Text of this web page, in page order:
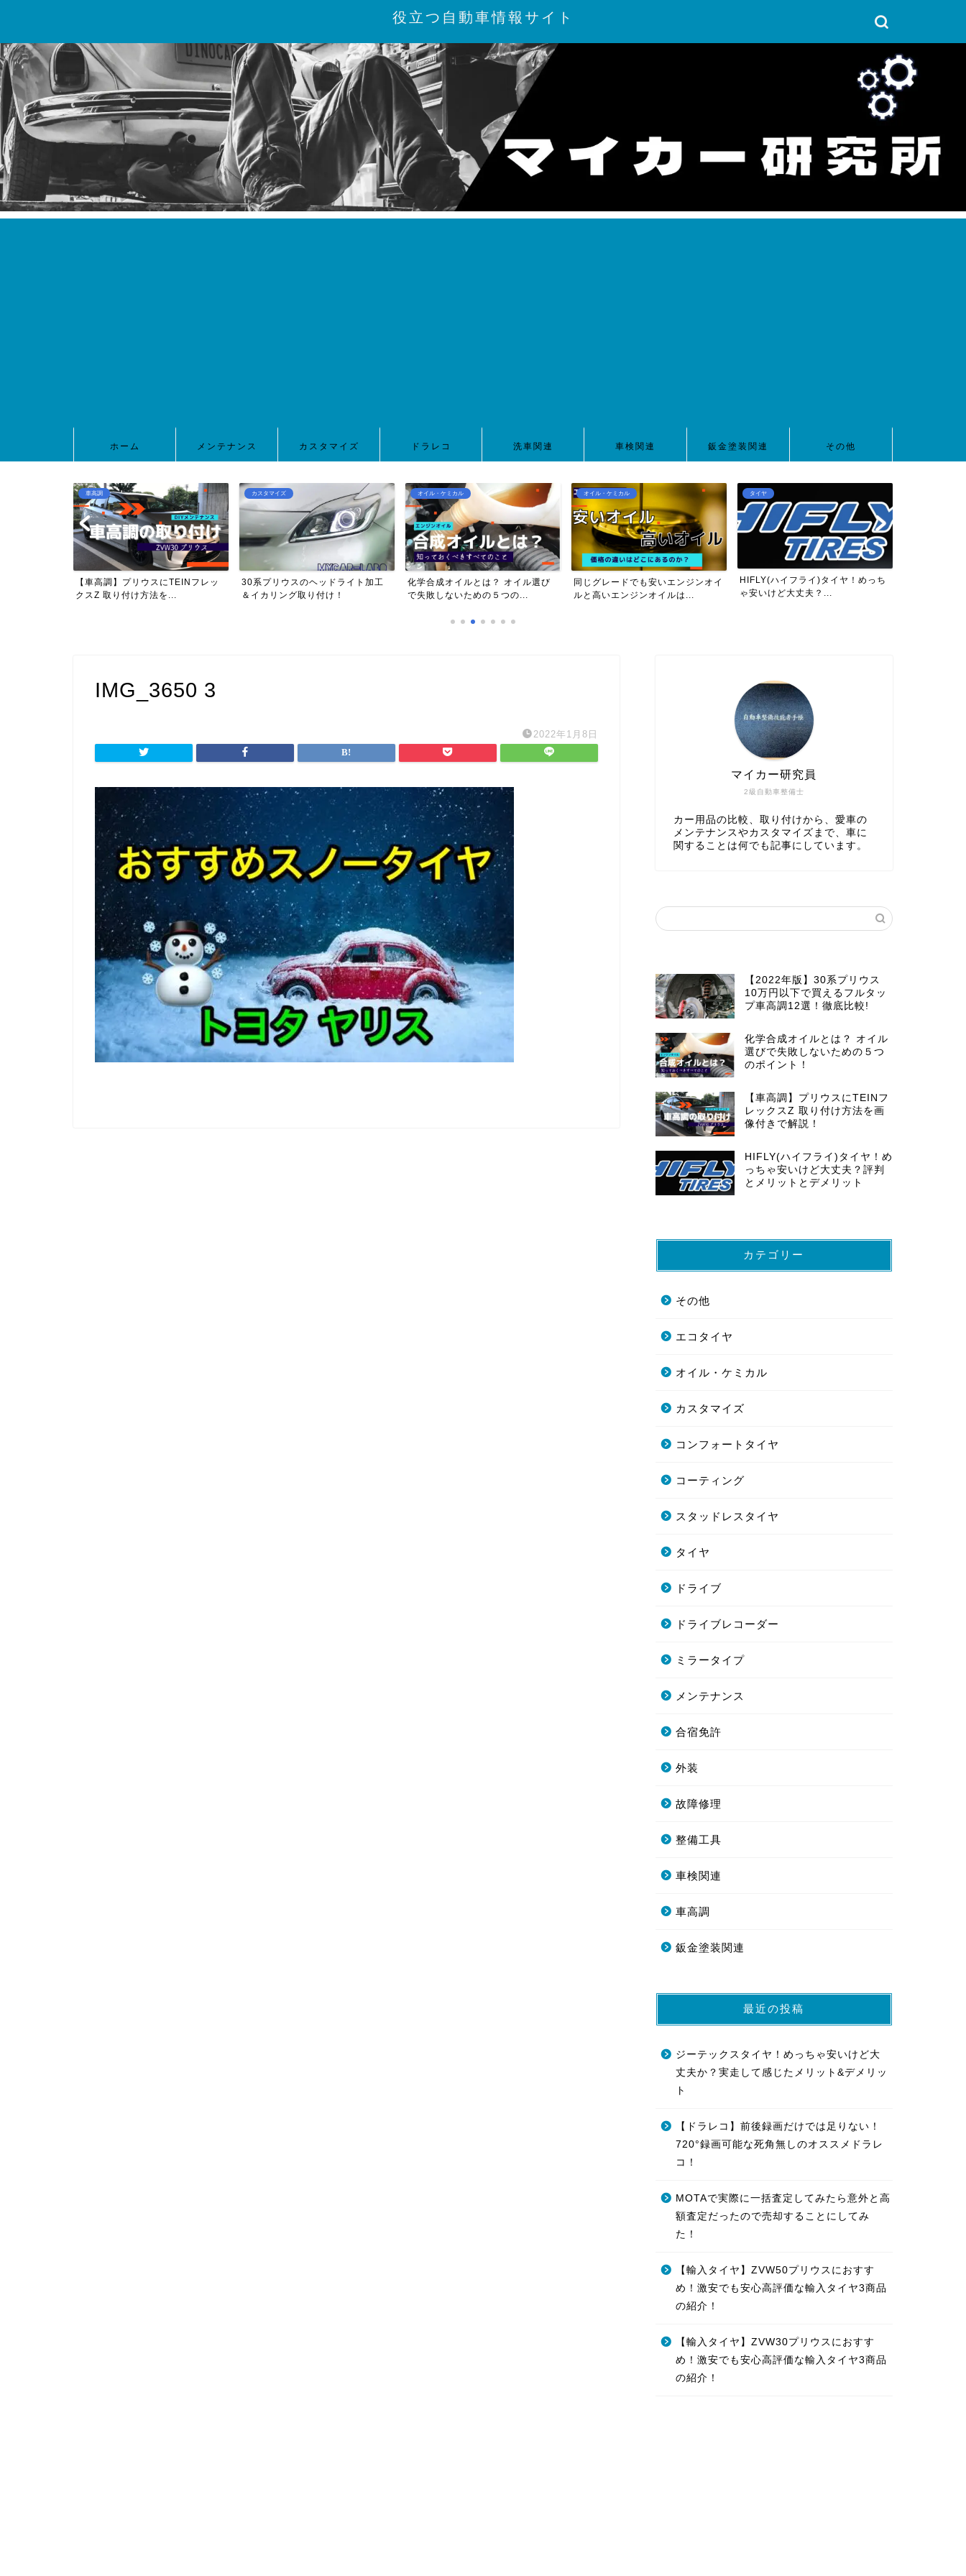
役立つ自動車情報サイト
ホーム メンテナンス カスタマイズ ドラレコ 洗車関連 車検関連 鈑金塗装関連 その他
車高調
【車高調】プリウスにTEINフレッ
クスZ 取り付け方法を...
カスタマイズ
30系プリウスのヘッドライト加工
＆イカリング取り付け！
オイル・ケミカル
化学合成オイルとは？ オイル選び
で失敗しないための５つの...
オイル・ケミカル
同じグレードでも安いエンジンオイ
ルと高いエンジンオイルは...
タイヤ
HIFLY(ハイフライ)タイヤ！めっち
ゃ安いけど大丈夫？...
IMG_3650 3
2022年1月8日
2級自動車整備士
マイカー研究員
カー用品の比較、取り付けから、愛車の
メンテナンスやカスタマイズまで、車に
関することは何でも記事にしています。
【2022年版】30系プリウス
10万円以下で買えるフルタッ
プ車高調12選！徹底比較!
化学合成オイルとは？ オイル
選びで失敗しないための５つ
のポイント！
【車高調】プリウスにTEINフ
レックスZ 取り付け方法を画
像付きで解説！
HIFLY(ハイフライ)タイヤ！め
っちゃ安いけど大丈夫？評判
とメリットとデメリット
カテゴリー
その他
エコタイヤ
オイル・ケミカル
カスタマイズ
コンフォートタイヤ
コーティング
スタッドレスタイヤ
タイヤ
ドライブ
ドライブレコーダー
ミラータイプ
メンテナンス
合宿免許
外装
故障修理
整備工具
車検関連
車高調
鈑金塗装関連
最近の投稿
ジーテックスタイヤ！めっちゃ安いけど大
丈夫か？実走して感じたメリット&デメリッ
ト
【ドラレコ】前後録画だけでは足りない！
720°録画可能な死角無しのオススメドラレ
コ！
MOTAで実際に一括査定してみたら意外と高
額査定だったので売却することにしてみ
た！
【輸入タイヤ】ZVW50プリウスにおすす
め！激安でも安心高評価な輸入タイヤ3商品
の紹介！
【輸入タイヤ】ZVW30プリウスにおすす
め！激安でも安心高評価な輸入タイヤ3商品
の紹介！